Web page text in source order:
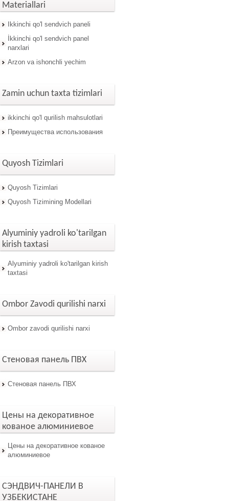
Materiallari
Ikkinchi qo'l sendvich paneli
İkkinchi qo'l sendvich panel
narxlari
Arzon va ishonchli yechim
Zamin uchun taxta tizimlari
ikkinchi qo'l qurilish mahsulotlari
Преимущества использования
Quyosh Tizimlari
Quyosh Tizimlari
Quyosh Tizimining Modellari
Alyuminiy yadroli ko'tarilgan
kirish taxtasi
Alyuminiy yadroli ko'tarilgan kirish
taxtasi
Ombor Zavodi qurilishi narxi
Ombor zavodi qurilishi narxi
Стеновая панель ПВХ
Стеновая панель ПВХ
Цены на декоративное
кованое алюминиевое
Цены на декоративное кованое
алюминиевое
СЭНДВИЧ-ПАНЕЛИ В
УЗБЕКИСТАНЕ